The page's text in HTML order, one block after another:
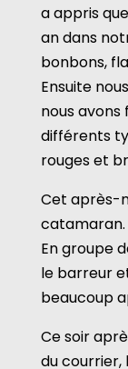
a appris
an dans
bonbons,
Ensuite
nous
différents
rouges et
Cet après-
catamaran.
En groupe
le barreur
beaucoup
Ce soir
du